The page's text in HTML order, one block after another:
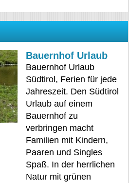
Bauernhof Urlaub
Bauernhof Urlaub
Südtirol, Ferien für jede
Jahreszeit. Den Südtirol
Urlaub auf einem
Bauernhof zu
verbringen macht
Familien mit Kindern,
Paaren und Singles
Spaß. In der herrlichen
Natur mit grünen